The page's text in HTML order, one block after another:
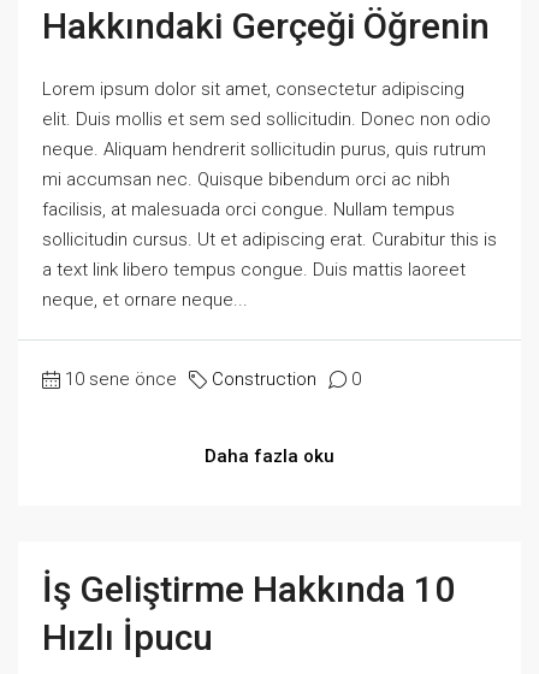
Hakkındaki Gerçeği Öğrenin
Lorem ipsum dolor sit amet, consectetur adipiscing
elit. Duis mollis et sem sed sollicitudin. Donec non odio
neque. Aliquam hendrerit sollicitudin purus, quis rutrum
mi accumsan nec. Quisque bibendum orci ac nibh
facilisis, at malesuada orci congue. Nullam tempus
sollicitudin cursus. Ut et adipiscing erat. Curabitur this is
a text link libero tempus congue. Duis mattis laoreet
neque, et ornare neque...
10 sene önce Construction 0
Daha fazla oku
İş Geliştirme Hakkında 10
Hızlı İpucu